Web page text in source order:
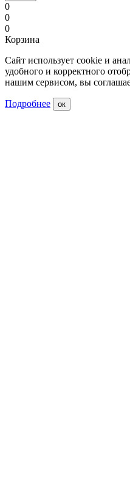
0
0
0
Корзина
Сайт использует cookie и
удобного и корректного
нашим сервисом, вы
Подробнее ок